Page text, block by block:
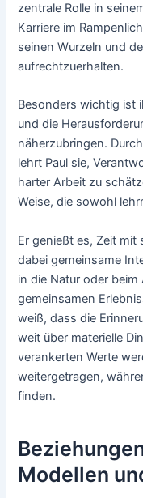
zentrale Rolle in
Karriere im
seinen Wurzeln und
aufrechtzuerhalten.
Besonders wichtig ist
und die
näherzubringen.
lehrt Paul sie,
harter Arbeit zu
Weise, die sowohl
Er genießt es, Zeit mit
dabei gemeinsame
in die Natur oder beim
gemeinsamen
weiß, dass die
weit über materielle
verankerten Werte
weitergetragen,
finden.
Modellen